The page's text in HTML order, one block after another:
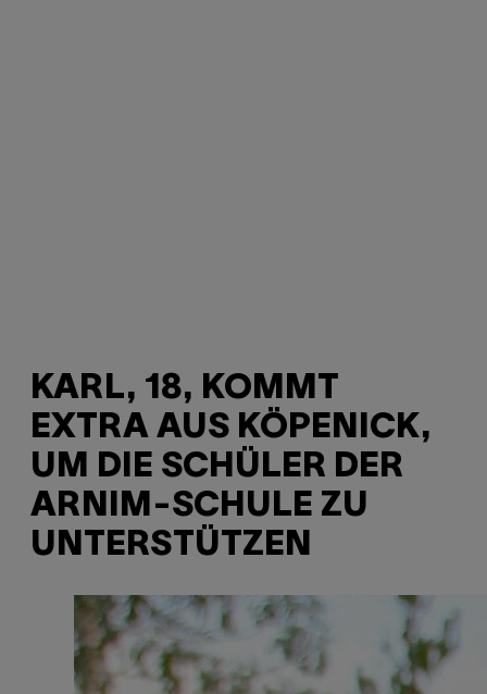
KARL, 18, KOMMT
EXTRA AUS KÖPENICK,
UM DIE SCHÜLER DER
ARNIM-SCHULE ZU
UNTERSTÜTZEN